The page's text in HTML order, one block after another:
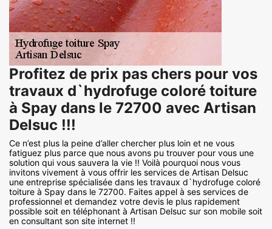
Profitez de prix pas chers pour vos
travaux d`hydrofuge coloré toiture
à Spay dans le 72700 avec Artisan
Delsuc !!!
Ce n’est plus la peine d’aller chercher plus loin et ne vous
fatiguez plus parce que nous avons pu trouver pour vous une
solution qui vous sauvera la vie !! Voilà pourquoi nous vous
invitons vivement à vous offrir les services de Artisan Delsuc
une entreprise spécialisée dans les travaux d`hydrofuge coloré
toiture à Spay dans le 72700. Faites appel à ses services de
professionnel et demandez votre devis le plus rapidement
possible soit en téléphonant à Artisan Delsuc sur son mobile soit
en consultant son site internet !!